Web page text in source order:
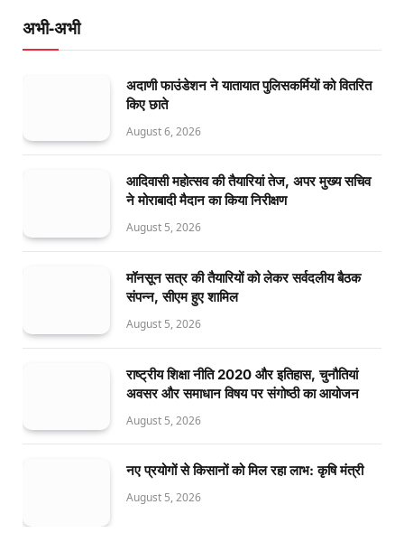
अभी-अभी
अदाणी फाउंडेशन ने यातायात पुलिसकर्मियों को वितरित
किए छाते
August 6, 2026
आदिवासी महोत्सव की तैयारियां तेज, अपर मुख्य सचिव
ने मोराबादी मैदान का किया निरीक्षण
August 5, 2026
मॉनसून सत्र की तैयारियों को लेकर सर्वदलीय बैठक
संपन्न, सीएम हुए शामिल
August 5, 2026
राष्ट्रीय शिक्षा नीति 2020 और इतिहास, चुनौतियां
अवसर और समाधान विषय पर संगोष्ठी का आयोजन
August 5, 2026
नए प्रयोगों से किसानों को मिल रहा लाभ: कृषि मंत्री
August 5, 2026